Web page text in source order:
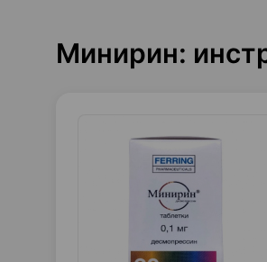
Минирин: